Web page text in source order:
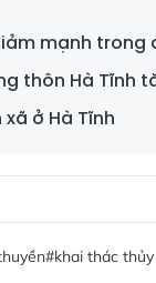
mạnh trong
thôn Hà Tĩnh
ở Hà Tĩnh
#khai thác